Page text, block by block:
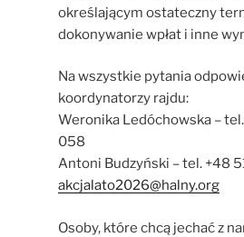
określającym ostateczny
dokonywanie wpłat i inne
Na wszystkie pytania
koordynatorzy rajdu:
Weronika Ledóchowska –
058
Antoni Budzyński – tel. +48
akcjalato2026@halny.org
Osoby, które chcą jechać z